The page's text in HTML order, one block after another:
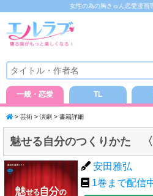
女性の為の胸きゅん恋愛漫画
一般・恋愛 TL
> 芸術 > 演劇 > 書籍詳細
魅せる自分のつくりかた
安田雅弘
1巻まで配信